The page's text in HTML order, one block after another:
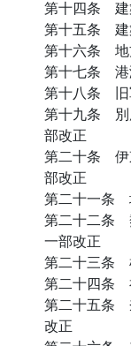
第十四条 建
第十五条 建
第十六条 地
第十七条 港
第十八条 旧
第十九条 別
部改正
第二十条 伊
部改正
第二十一条
第二十二条
一部改正
第二十三条
第二十四条
第二十五条
改正